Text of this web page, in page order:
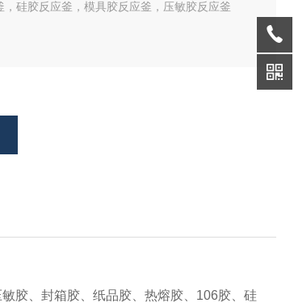
，硅胶反应釜，模具胶反应釜，压敏胶反应釜
胶、封箱胶、纸品胶、热熔胶、106胶、硅